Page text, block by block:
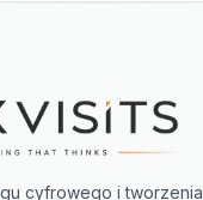
cyfrowego i tworzenia